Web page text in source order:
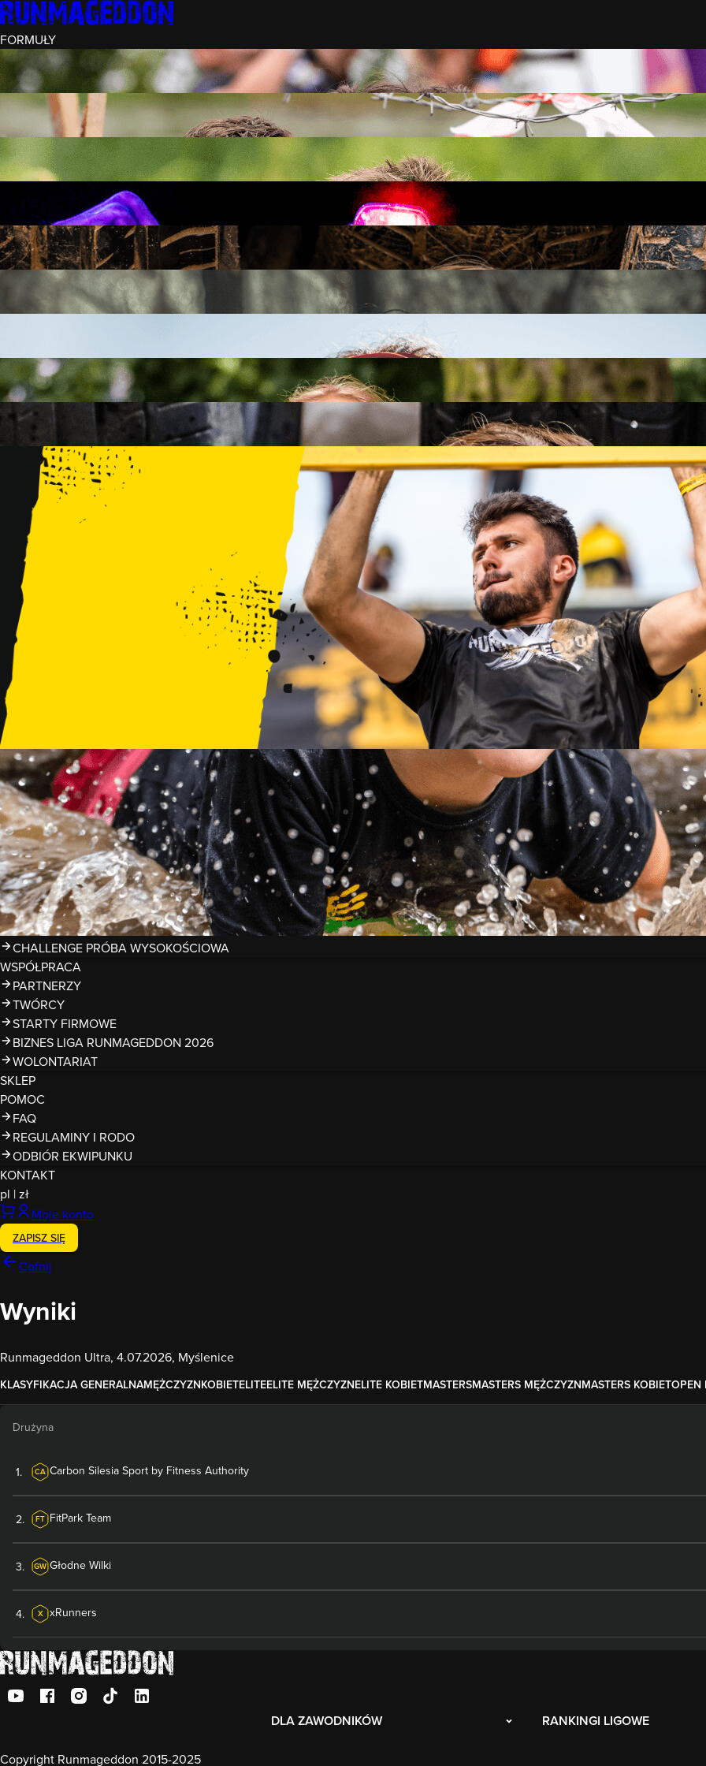
FORMUŁY
INTRO (¼)
15 PRZESZKÓD
3 KM+
REKRUT (½)
30 PRZESZKÓD
RUNMAGEDDON
50 PRZESZKÓD
12 KM+
NOCNY REKRUT (½)
30 PRZESZKÓD
6 KM+
INTRO U-16
15 PRZESZKÓD
3 KM+
RUNMAGEDDON HARDCORE
70 PRZESZKÓD
21 KM+
FAMILY
15 PRZESZKÓD
2 KM+
KIDS
15 PRZESZKÓD
1 KM+
TRENINGI
WYDARZENIA
RUNMAGEDDON LUBLIN ZALEW ZEMBORZYCKI 22/23.08.2026
RUNMAGEDDON ERGO ARENA GDAŃSK/SOPOT 12/13.09.2026
RUNMAGEDDON KIDS: DEMO WARSZAWA 24/26.09.2026
RUNMAGEDDON WROCŁAW KOPALNIA ROLANTOWICE 26/27.09.2026
RUNMAGEDDON WARSZAWA TWIERDZA MODLIN 10/11.10.2026
RUNMAGEDDON JURAPARK BAŁTÓW 24/25.10.2026
RUNMAGEDDON HALLOWEEN WARSZAWA 31.10.2026
TRENINGI
VOUCHERY
DLA ZAWODNIKÓW
ZDJĘCIA
KALENDARZ 2026
WYNIKI
LIGA RUNMAGEDDON 2026
SUPERLIGA RUNMAGEDDON 2026
SUPERLIGA RMG KIDS 2026
KWALIFIKACJE DO MISTRZOSTW EUROPY I ŚWIATA OCR
TROFEA
LEGENDY RUNMAGEDDON
MAGAZYN
CHALLENGE PRÓBA WYSOKOŚCIOWA
WSPÓŁPRACA
PARTNERZY
TWÓRCY
STARTY FIRMOWE
BIZNES LIGA RUNMAGEDDON 2026
WOLONTARIAT
SKLEP
POMOC
FAQ
REGULAMINY I RODO
ODBIÓR EKWIPUNKU
KONTAKT
pl |zł
Moje konto
ZAPISZ SIĘ
Cofnij
Wyniki
Runmageddon Ultra, 4.07.2026, Myślenice
KLASYFIKACJA GENERALNAMĘŻCZYZNKOBIETELITEELITE MĘŻCZYZNELITE KOBIETMASTERSMASTERS MĘŻCZYZNMASTERS KOBIETOPEN
Drużyna
1. CA Carbon Silesia Sport by Fitness Authority
2. FT FitPark Team
3. GW Głodne Wilki
4. X xRunners
DLA ZAWODNIKÓW RANKINGI LIGOWE
Copyright Runmageddon 2015-2025